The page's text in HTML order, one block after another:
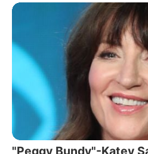
"Peggy Bundy"-Katey